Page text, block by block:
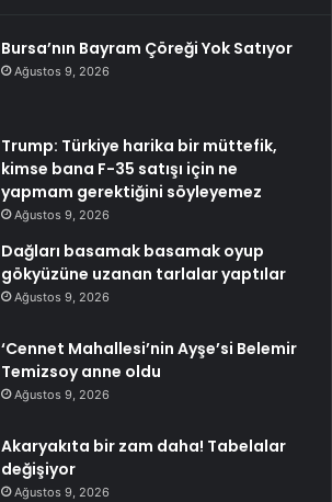
Bursa’nın Bayram Çöreği Yok Satıyor
Ağustos 9, 2026
Trump: Türkiye harika bir müttefik,
kimse bana F-35 satışı için ne
yapmam gerektiğini söyleyemez
Ağustos 9, 2026
Dağları basamak basamak oyup
gökyüzüne uzanan tarlalar yaptılar
Ağustos 9, 2026
‘Cennet Mahallesi’nin Ayşe’si Belemir
Temizsoy anne oldu
Ağustos 9, 2026
Akaryakıta bir zam daha! Tabelalar
değişiyor
Ağustos 9, 2026